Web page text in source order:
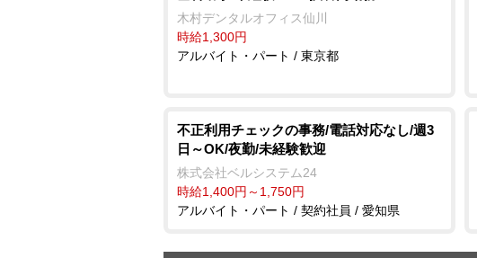
木村デンタルオフィス仙川
時給1,300円
アルバイト・パート / 東京都
不正利用チェックの事務/電話対応なし/週3
日～OK/夜勤/未経験歓迎
株式会社ベルシステム24
時給1,400円～1,750円
アルバイト・パート / 契約社員 / 愛知県